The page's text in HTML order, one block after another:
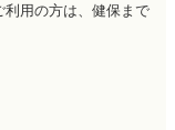
用の方は、健保まで